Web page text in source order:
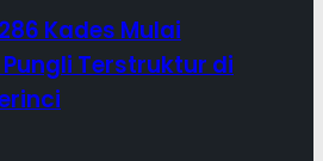
Kades Mulai
Terstruktur di